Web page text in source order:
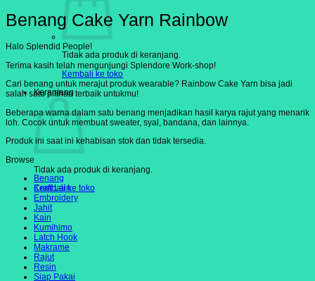
Tidak ada produk di keranjang.
Kembali ke toko
Keranjang
Tidak ada produk di keranjang.
Kembali ke toko
Benang Cake Yarn Rainbow
Halo Splendid People!
Terima kasih telah mengunjungi Splendore Work-shop!
Cari benang untuk merajut produk wearable? Rainbow Cake Yarn bisa jadi
salah satu pilihan terbaik untukmu!
Beberapa warna dalam satu benang menjadikan hasil karya rajut yang menarik
loh. Cocok untuk membuat sweater, syal, bandana, dan lainnya.
Produk ini saat ini kehabisan stok dan tidak tersedia.
Browse
Benang
Craft Lain
Embroidery
Jahit
Kain
Kumihimo
Latch Hook
Makrame
Rajut
Resin
Siap Pakai